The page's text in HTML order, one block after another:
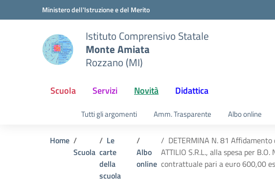
Vai ai contenuti
Vai al menu di navigazioneMinistero dell'Istruzione e del Merito
Istituto Comprensivo Statale
Monte Amiata
Rozzano (MI)
Scuola Servizi Novità Didattica
Tutti gli argomenti Amm. Trasparente Albo online
Home
Scuola
Le
carte
della
scuola
Albo
online
DETERMINA N. 81
ATTILIO S.R.L., alla spesa per
contrattuale pari a euro 600,00